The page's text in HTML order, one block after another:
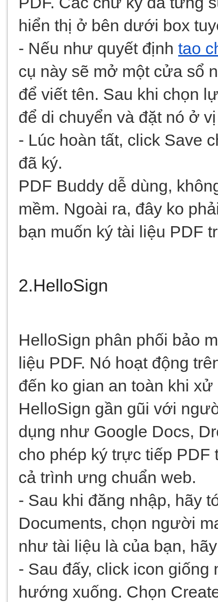
hiển thị ở bên dưới box
- Nếu như quyết định tạo
cụ này sẽ mở một cửa sổ
để viết tên. Sau khi chọn
để di chuyển và đặt nó ở
- Lúc hoàn tất, click Save
đã ký.
PDF Buddy dễ dùng,
mềm. Ngoài ra, đây ko
bạn muốn ký tài liệu PDF
2.HelloSign
HelloSign phân phối bảo
liệu PDF. Nó hoạt động
đến ko gian an toàn khi
HelloSign gần gũi với
dụng như Google Docs,
cho phép ký trực tiếp PDF
cả trình ưng chuẩn web.
- Sau khi đăng nhập, hãy
Documents, chọn người
như tài liệu là của bạn,
- Sau đấy, click icon
hướng xuống. Chọn